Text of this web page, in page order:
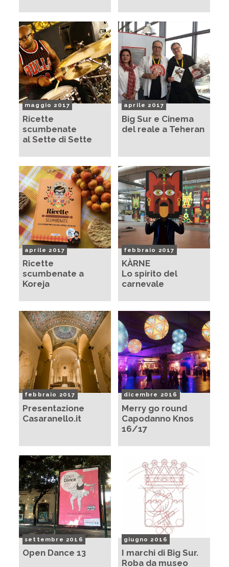
maggio 2017
Ricette
scumbenate
al Sette di Sette
aprile 2017
Big Sur e Cinema
del reale a Teheran
aprile 2017
Ricette
scumbenate a
Koreja
febbraio 2017
KÀRNE
Lo spirito del
carnevale
febbraio 2017
Presentazione
Casaranello.it
dicembre 2016
Merry go round
Capodanno Knos
16/17
settembre 2016
Open Dance 13
giugno 2016
I marchi di Big Sur.
Roba da museo